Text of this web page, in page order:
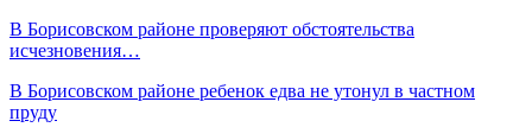
В Борисовском районе проверяют обстоятельства
исчезновения…
В Борисовском районе ребенок едва не утонул в частном
пруду